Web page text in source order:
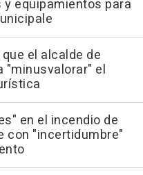
equipamientos para
el alcalde de
"minusvalorar" el
en el incendio de
con "incertidumbre"